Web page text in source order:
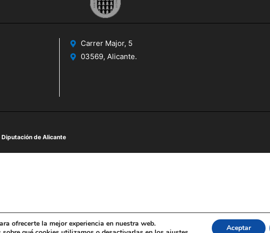
Carrer Major, 5
03569, Alicante.
de Alicante
ofrecerte la mejor experiencia en nuestra web.
Aceptar